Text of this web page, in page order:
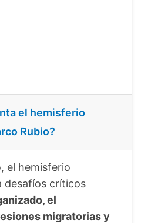
el hemisferio
Rubio?
el hemisferio
desafíos críticos
el
migratorias y